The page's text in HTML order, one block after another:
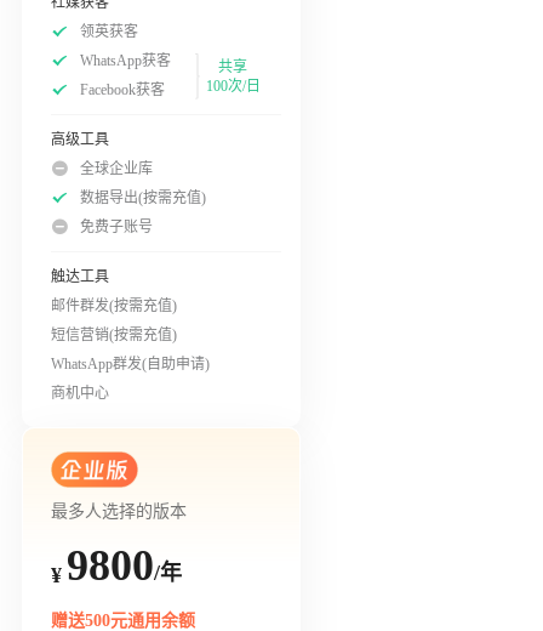
领英获客
WhatsApp获客
Facebook获客
共享
100次/日
高级工具
全球企业库
数据导出(按需充值)
免费子账号
触达工具
邮件群发(按需充值)
短信营销(按需充值)
WhatsApp群发(自助申请)
商机中心
最多人选择的版本
¥ 9800/年
赠送500元通用余额